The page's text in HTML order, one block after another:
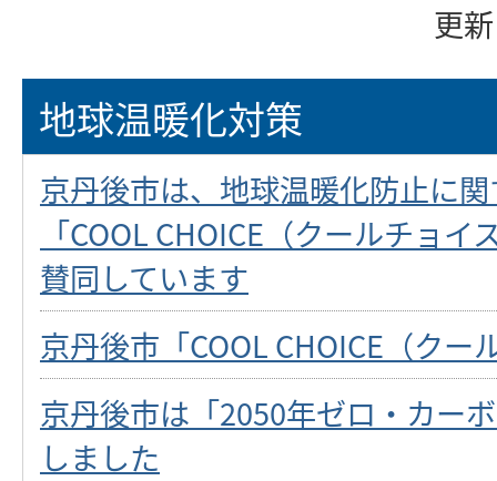
更
地球温暖化対策
京丹後市は、地球温暖化防止に
「COOL CHOICE（クールチョ
賛同しています
京丹後市「COOL CHOICE（クー
京丹後市は「2050年ゼロ・カー
しました